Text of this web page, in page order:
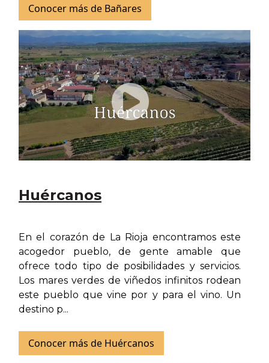
Conocer más de Bañares
Huércanos
En el corazón de La Rioja encontramos este
acogedor pueblo, de gente amable que
ofrece todo tipo de posibilidades y servicios.
Los mares verdes de viñedos infinitos rodean
este pueblo que vine por y para el vino. Un
destino p...
Conocer más de Huércanos